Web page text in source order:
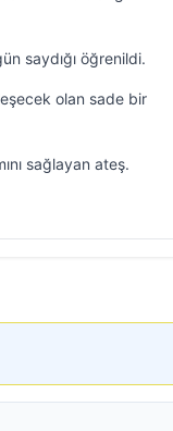
saydığı öğrenildi.
olan sade bir
sağlayan ateş.